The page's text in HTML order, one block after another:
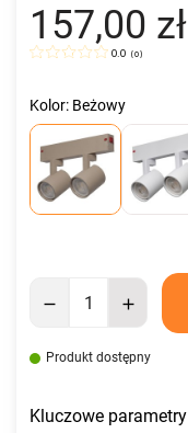
157,00 zł
0.0 (0)
Kolor: Beżowy
Produkt dostępny
Kluczowe parametry